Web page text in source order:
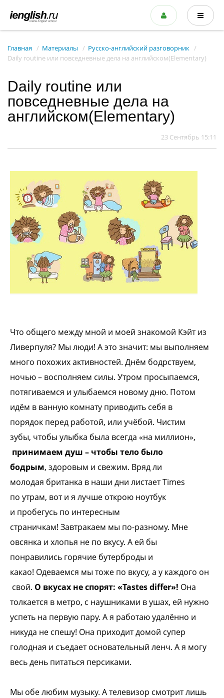
Главная Материалы
Русско-английский разговорник
Daily routine или повседневные дела на английском(Elementary)
Daily routine или
повседневные дела на
английском(Elementary)
23 Сентябрь 15:11
Что общего между мной и моей знакомой Кэйт из
Ливерпуля? Мы люди! А это значит: мы выполняем
много похожих активностей. Днём бодрствуем,
ночью – восполняем силы. Утром просыпаемся,
потягиваемся и улыбаемся новому дню. Потом
идём в ванную комнату приводить себя в
порядок перед работой, или учёбой. Чистим
зубы, чтобы улыбка была всегда «на миллион»,
принимаем душ – чтобы тело было
бодрым, здоровым и свежим. Вряд ли
молодая британка в наши дни листает Times
по утрам, вот и я лучше открою ноутбук
и пробегусь по интересным
страничкам! Завтракаем мы по-разному. Мне
овсянка и хлопья не по вкусу. А ей бы
понравились горячие бутерброды и
какао! Одеваемся мы тоже по вкусу, а у каждого он
свой. О вкусах не спорят: «Tastes differ»! Она
толкается в метро, с наушниками вушах, ей нужно
успеть на первую пару. А я работаю удалённо и
никуда не спешу! Она приходит домой супер
голодная и съедает основательный ленч. А я могу
весьдень питаться персиками.
Мы обе любим музыку. А телевизор смотрит лишь